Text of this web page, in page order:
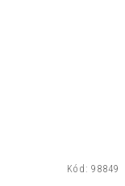
Kód: 98849